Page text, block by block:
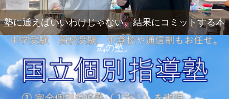
塾に通えばいいわけじゃない。結果にコミットする本
気の塾。